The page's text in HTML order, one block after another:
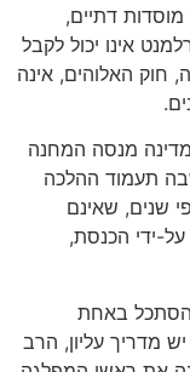
דתיים,
אינו יכול לקבל
חוק האלוהים, אינה
מנסה המחנה
תעמוד ההלכה
שנים, שאינם
על-ידי הכנסת,
באחת
מדריך עליון, הרב